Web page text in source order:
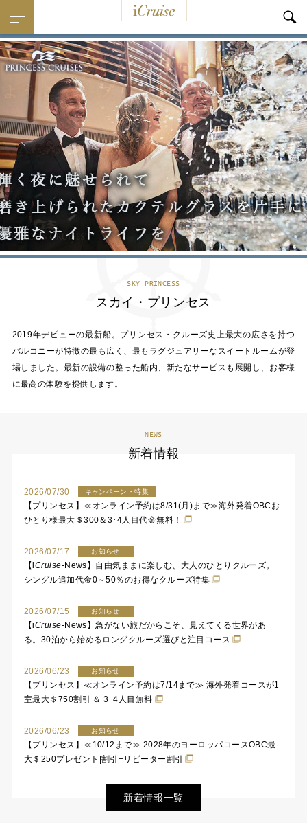
SKY PRINCESS
スカイ・プリンセス
2019年デビューの最新船。プリンセス・クルーズ史上最大の広さを持つ
バルコニーが特徴の最も広く、最もラグジュアリーなスイートルームが登
場しました。最新の設備の整った船内、新たなサービスも展開し、お客様
に最高の体験を提供します。
NEWS
新着情報
2026/07/30 キャンペーン・特集
【プリンセス】≪オンライン予約は8/31(月)まで≫海外発着OBCお
ひとり様最大＄300＆3･4人目代金無料！
2026/07/17 お知らせ
【iCruise-News】自由気ままに楽しむ、大人のひとりクルーズ。
シングル追加代金0～50％のお得なクルーズ特集
2026/07/15 お知らせ
【iCruise-News】急がない旅だからこそ、見えてくる世界があ
る。30泊から始めるロングクルーズ選びと注目コース
2026/06/23 お知らせ
【プリンセス】≪オンライン予約は7/14まで≫ 海外発着コースが1
室最大＄750割引 ＆ 3･4人目無料
2026/06/23 お知らせ
【プリンセス】≪10/12まで≫ 2028年のヨーロッパコースOBC最
大＄250プレゼント|割引+リピーター割引
新着情報一覧